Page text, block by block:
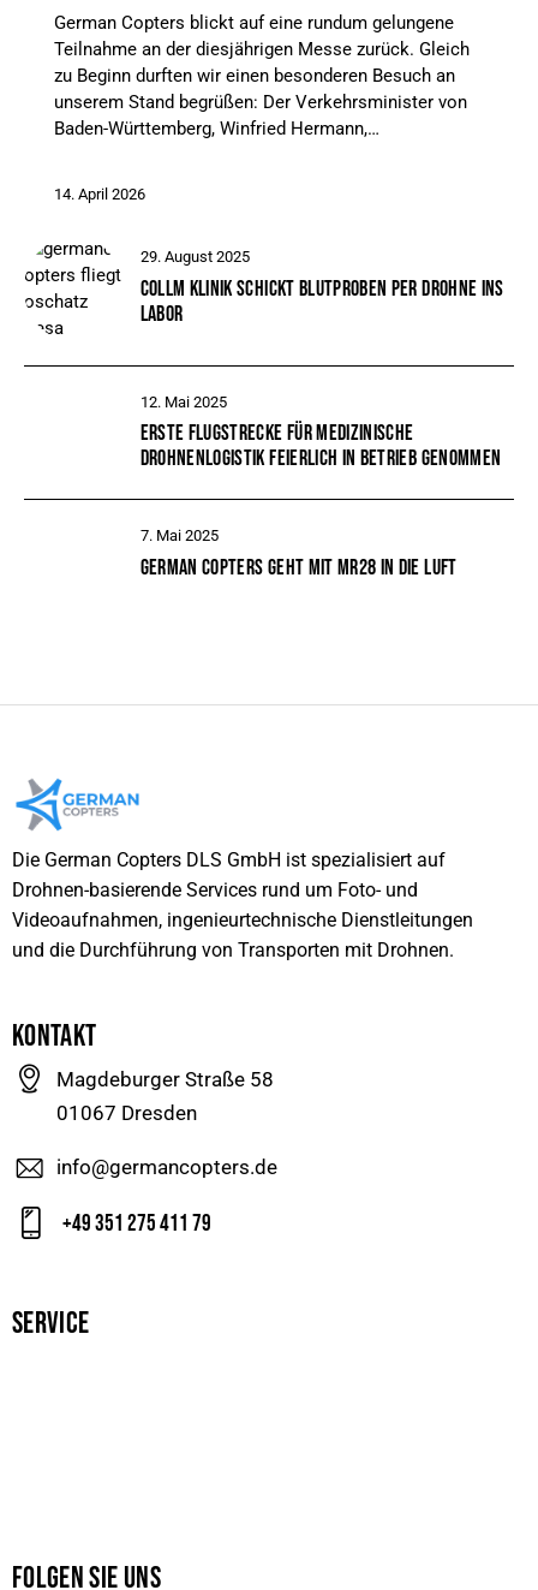
29. August 2025
COLLM KLINIK SCHICKT BLUTPROBEN PER DROHNE INS
LABOR
12. Mai 2025
ERSTE FLUGSTRECKE FÜR MEDIZINISCHE
DROHNENLOGISTIK FEIERLICH IN BETRIEB GENOMMEN
7. Mai 2025
GERMAN COPTERS GEHT MIT MR28 IN DIE LUFT
German Copters blickt auf eine rundum gelungene
Teilnahme an der diesjährigen Messe zurück. Gleich
zu Beginn durften wir einen besonderen Besuch an
unserem Stand begrüßen: Der Verkehrsminister von
Baden-Württemberg, Winfried Hermann,…
14. April 2026
Die German Copters DLS GmbH ist spezialisiert auf
Drohnen-basierende Services rund um Foto- und
Videoaufnahmen, ingenieurtechnische Dienstleitungen
und die Durchführung von Transporten mit Drohnen.
KONTAKT
Magdeburger Straße 58
01067 Dresden
info@germancopters.de
+49 351 275 411 79
SERVICE
FOLGEN SIE UNS